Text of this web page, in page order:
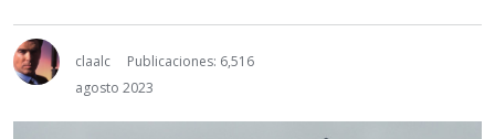
claalc
Publicaciones: 6,516
agosto 2023